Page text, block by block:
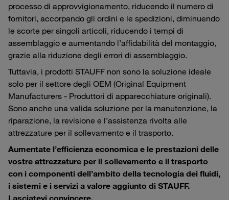
processo di approvvigionamento, riducendo il numero di
fornitori, accorpando gli ordini e le spedizioni, diminuendo
le scorte per singoli articoli, riducendo i tempi di
assemblaggio e aumentando l’affidabilità del montaggio,
grazie alla riduzione degli errori di assemblaggio.
Tuttavia, i prodotti STAUFF non sono la soluzione ideale
solo per il settore degli OEM (Original Equipment
Manufacturers - Produttori di apparecchiature originali).
Sono anche una valida soluzione per la manutenzione, la
riparazione, la revisione e l’assistenza rivolta alle
attrezzature per il sollevamento e il trasporto.
Aumentate l’efficienza economica e le prestazioni delle
vostre attrezzature per il sollevamento e il trasporto
con i componenti dell’ambito della tecnologia dei fluidi,
i sistemi e i servizi a valore aggiunto di STAUFF.